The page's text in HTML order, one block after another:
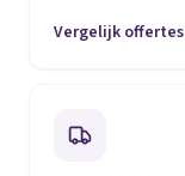
Vergelijk offertes